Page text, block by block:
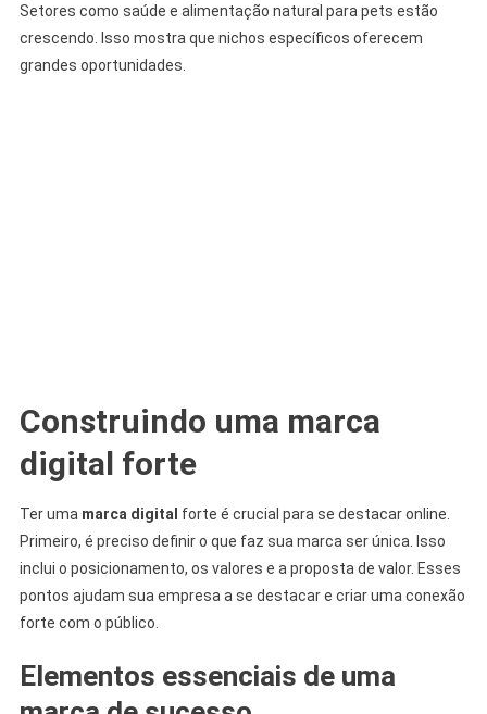
Setores como saúde e alimentação natural para pets estão
crescendo. Isso mostra que nichos específicos oferecem
grandes oportunidades.
Construindo uma marca
digital forte
Ter uma marca digital forte é crucial para se destacar online.
Primeiro, é preciso definir o que faz sua marca ser única. Isso
inclui o posicionamento, os valores e a proposta de valor. Esses
pontos ajudam sua empresa a se destacar e criar uma conexão
forte com o público.
Elementos essenciais de uma